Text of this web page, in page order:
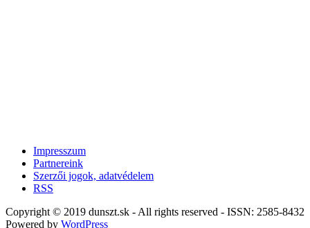
Impresszum
Partnereink
Szerzői jogok, adatvédelem
RSS
Copyright © 2019 dunszt.sk - All rights reserved - ISSN: 2585-8432
Powered by WordPress